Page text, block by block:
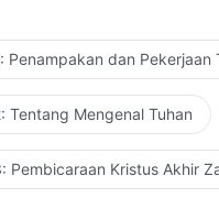
Hanya pekerjaan
pekerjaan yang nyata
dicapai oleh
dari watak lamanya
Penampakan dan Pekerjaan
Tentang Mengenal Tuhan
Pembicaraan Kristus Akhir